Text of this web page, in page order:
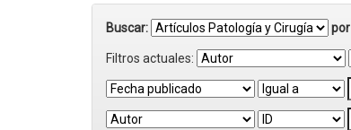
Buscar: por
Filtros actuales: